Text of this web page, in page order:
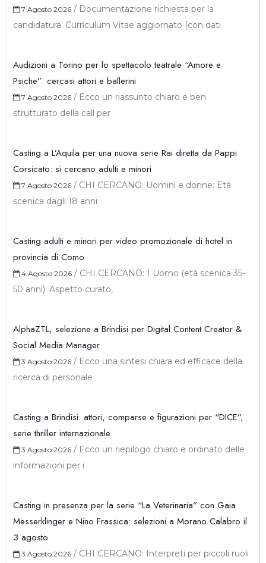
7 Agosto 2026 / Documentazione richiesta per la
candidatura: Curriculum Vitae aggiornato (con dati
Audizioni a Torino per lo spettacolo teatrale “Amore e
Psiche”: cercasi attori e ballerini
7 Agosto 2026 / Ecco un riassunto chiaro e ben
strutturato della call per
Casting a L’Aquila per una nuova serie Rai diretta da Pappi
Corsicato: si cercano adulti e minori
7 Agosto 2026 / CHI CERCANO: Uomini e donne: Età
scenica dagli 18 anni
Casting adulti e minori per video promozionale di hotel in
provincia di Como
4 Agosto 2026 / CHI CERCANO: 1 Uomo (età scenica 35-
50 anni): Aspetto curato,
AlphaZTL, selezione a Brindisi per Digital Content Creator &
Social Media Manager
3 Agosto 2026 / Ecco una sintesi chiara ed efficace della
ricerca di personale
Casting a Brindisi: attori, comparse e figurazioni per “DICE”,
serie thriller internazionale
3 Agosto 2026 / Ecco un riepilogo chiaro e ordinato delle
informazioni per i
Casting in presenza per la serie “La Veterinaria” con Gaia
Messerklinger e Nino Frassica: selezioni a Morano Calabro il
3 agosto
3 Agosto 2026 / CHI CERCANO: Interpreti per piccoli ruoli